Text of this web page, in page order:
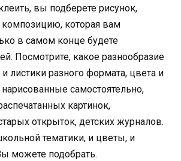
вы подберете рисунок,
композицию, которая вам
в самом конце будете
Посмотрите, какое разнообразие
листики разного формата, цвета и
самостоятельно,
картинок,
открыток, детских журналов.
тематики, и цветы, и
можете подобрать.